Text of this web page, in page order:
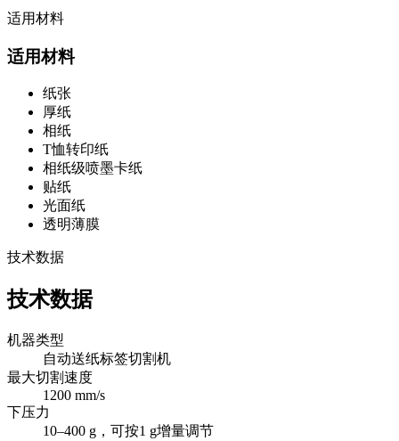
适用材料
适用材料
纸张
厚纸
相纸
T恤转印纸
相纸级喷墨卡纸
贴纸
光面纸
透明薄膜
技术数据
技术数据
机器类型
自动送纸标签切割机
最大切割速度
1200 mm/s
下压力
10–400 g，可按1 g增量调节